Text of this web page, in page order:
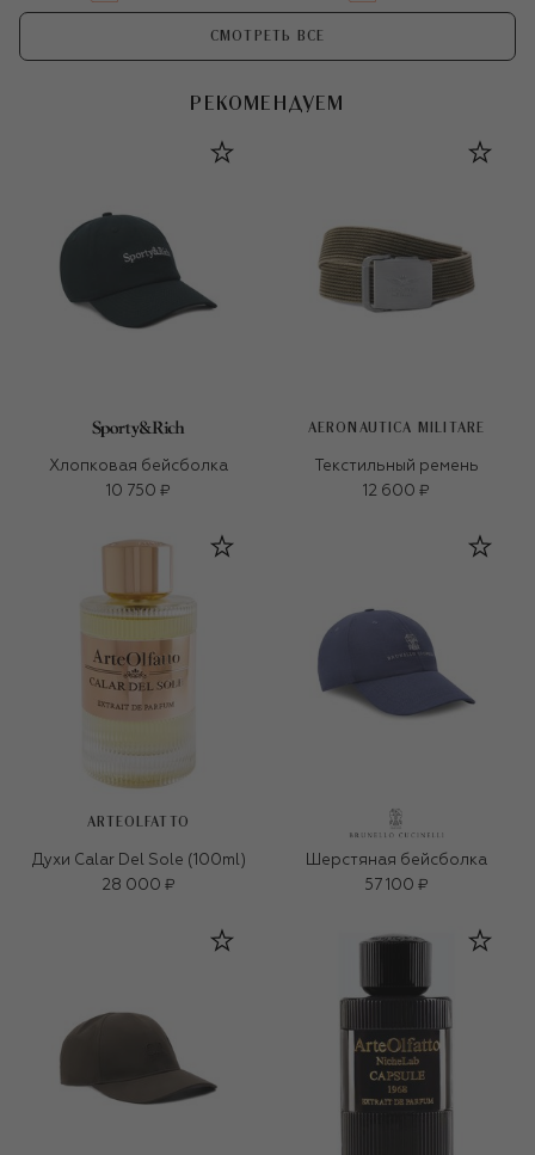
СМОТРЕТЬ ВСЕ
РЕКОМЕНДУЕМ
Хлопковая бейсболка
10 750 ₽
AERONAUTICA MILITARE
Текстильный ремень
12 600 ₽
ARTEOLFATTO
Духи Calar Del Sole (100ml)
28 000 ₽
Шерстяная бейсболка
57 100 ₽